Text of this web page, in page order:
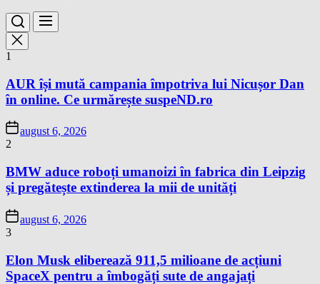
1
AUR își mută campania împotriva lui Nicușor Dan
în online. Ce urmărește suspeND.ro
august 6, 2026
2
BMW aduce roboți umanoizi în fabrica din Leipzig
și pregătește extinderea la mii de unități
august 6, 2026
3
Elon Musk eliberează 911,5 milioane de acțiuni
SpaceX pentru a îmbogăți sute de angajați